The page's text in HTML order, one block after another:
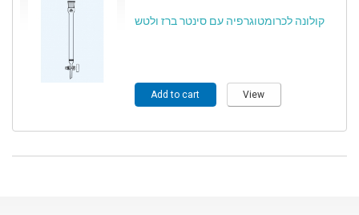
קולונה לכרומטוגרפיה עם סינטר ברז ולטש
Add to cart View